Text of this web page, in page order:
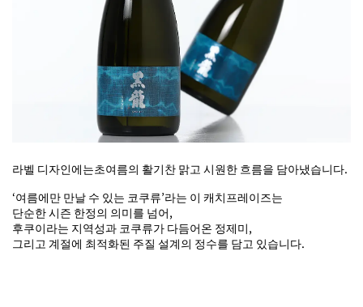
라벨 디자인에는초여름의 활기찬 맑고 시원한 흐름을 담아냈습니다.
‘여름에만 만날 수 있는 코쿠류’라는 이 캐치프레이즈는
단순한 시즌 한정의 의미를 넘어,
후쿠이라는 지역성과 코쿠류가 다듬어온 정제미,
그리고 계절에 최적화된 주질 설계의 정수를 담고 있습니다.